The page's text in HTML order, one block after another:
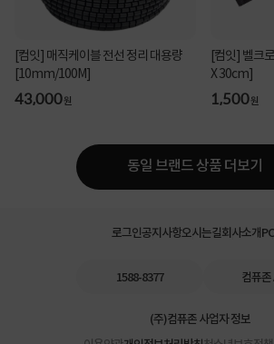
[컴잇] 매직케이블 전선 정리 대용량
[10mm/100M]
43,000원
[컴잇] 벨크
X 30cm]
1,500원
동일 브랜드 상품 더보기
로그인공지사항오시는길회사소개
1588-8377 컴퓨존
(주)컴퓨존 사업자 정보